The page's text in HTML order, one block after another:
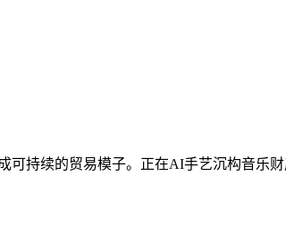
持续的贸易模子。正在AI手艺沉构音乐